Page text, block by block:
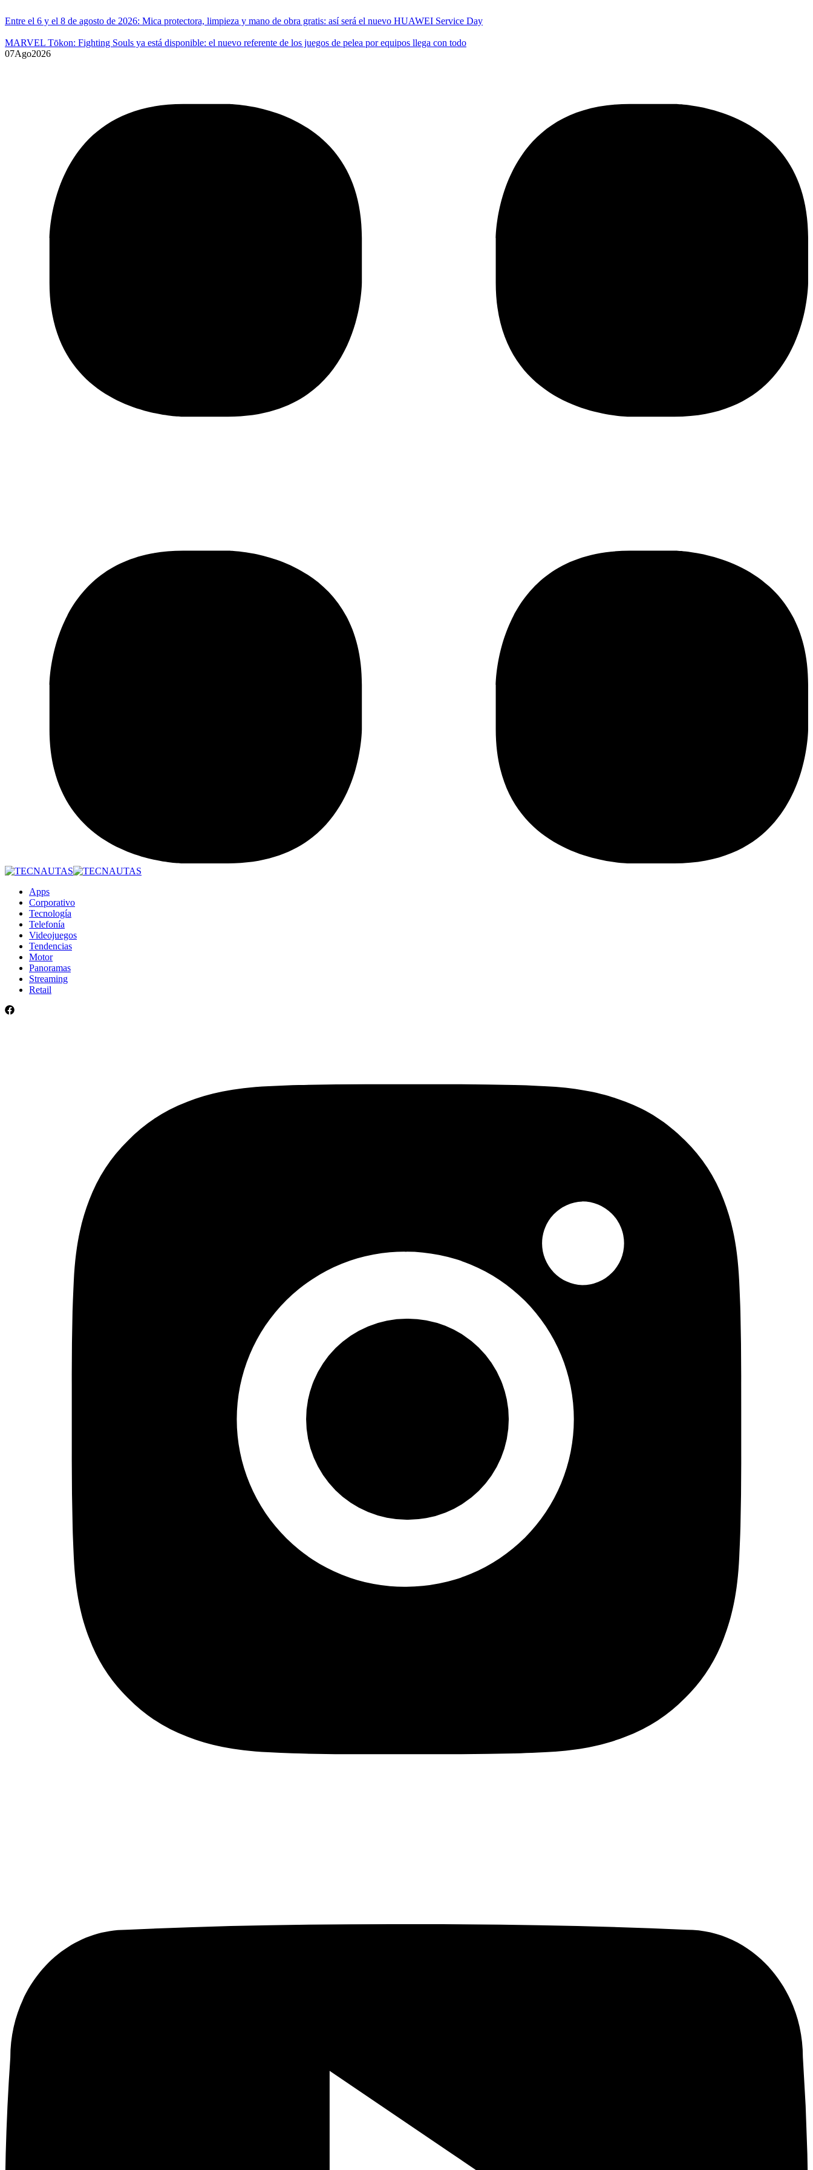
Entre el 6 y el 8 de agosto de 2026: Mica protectora, limpieza y mano de obra gratis: así será el nuevo HUAWEI Service Day
MARVEL Tōkon: Fighting Souls ya está disponible: el nuevo referente de los juegos de pelea por equipos llega con todo
07Ago2026
Apps
Corporativo
Tecnología
Telefonía
Videojuegos
Tendencias
Motor
Panoramas
Streaming
Retail